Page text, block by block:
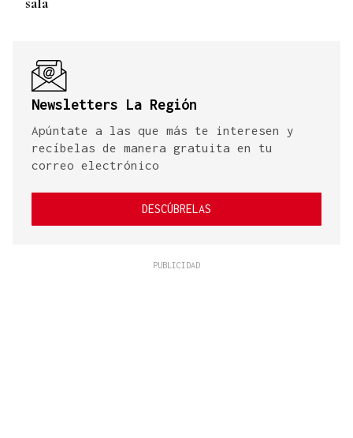
Newsletters La Región
Apúntate a las que más te interesen y
recíbelas de manera gratuita en tu
correo electrónico
DESCÚBRELAS